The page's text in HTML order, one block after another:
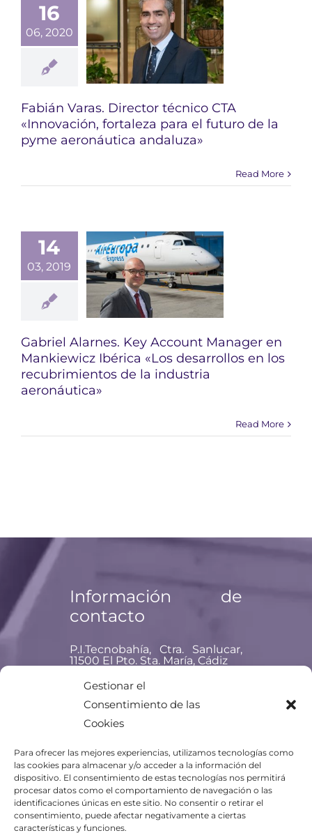
Gestionar el
Consentimiento de las
Cookies
Para ofrecer las mejores experiencias, utilizamos tecnologías como
las cookies para almacenar y/o acceder a la información del
dispositivo. El consentimiento de estas tecnologías nos permitirá
procesar datos como el comportamiento de navegación o las
identificaciones únicas en este sitio. No consentir o retirar el
consentimiento, puede afectar negativamente a ciertas
características y funciones.
16
06, 2020
Fabián Varas. Director técnico CTA
«Innovación, fortaleza para el futuro de la
pyme aeronáutica andaluza»
Read More
14
03, 2019
Gabriel Alarnes. Key Account Manager en
Mankiewicz Ibérica «Los desarrollos en los
recubrimientos de la industria
aeronáutica»
Read More
Información de
contacto
P.I.Tecnobahía, Ctra. Sanlucar,
11500 El Pto. Sta. María, Cádiz
Teléfono: +34 956 477 837
Email:titania@titania.aero